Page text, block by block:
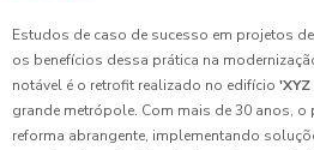
Estudos de caso de sucesso em projetos
os benefícios dessa prática na
notável é o retrofit realizado no edifício
grande metrópole. Com mais de 30 anos,
reforma abrangente, implementando